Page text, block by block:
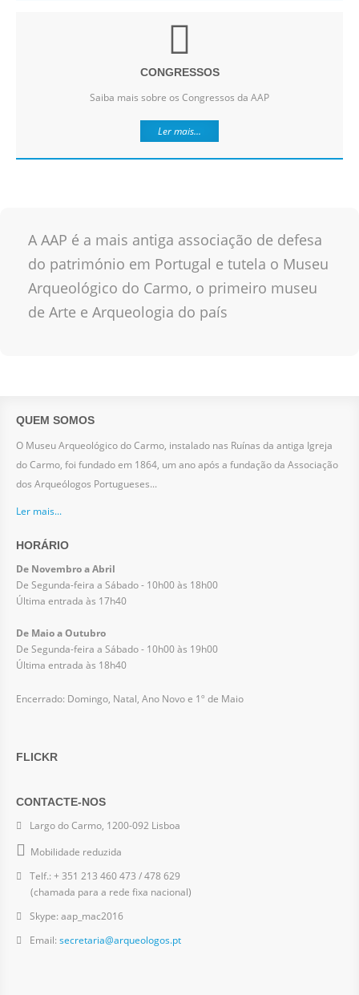
CONGRESSOS
Saiba mais sobre os Congressos da AAP
Ler mais...
A AAP é a mais antiga associação de defesa
do património em Portugal e tutela o Museu
Arqueológico do Carmo, o primeiro museu
de Arte e Arqueologia do país
QUEM SOMOS
O Museu Arqueológico do Carmo, instalado nas Ruínas da antiga Igreja
do Carmo, foi fundado em 1864, um ano após a fundação da Associação
dos Arqueólogos Portugueses...
Ler mais...
HORÁRIO
De Novembro a Abril
De Segunda-feira a Sábado - 10h00 às 18h00
Última entrada às 17h40
De Maio a Outubro
De Segunda-feira a Sábado - 10h00 às 19h00
Última entrada às 18h40
Encerrado: Domingo, Natal, Ano Novo e 1º de Maio
FLICKR
CONTACTE-NOS
Largo do Carmo, 1200-092 Lisboa
Mobilidade reduzida
Telf.: + 351 213 460 473 / 478 629
(chamada para a rede fixa nacional)
Skype: aap_mac2016
Email: secretaria@arqueologos.pt